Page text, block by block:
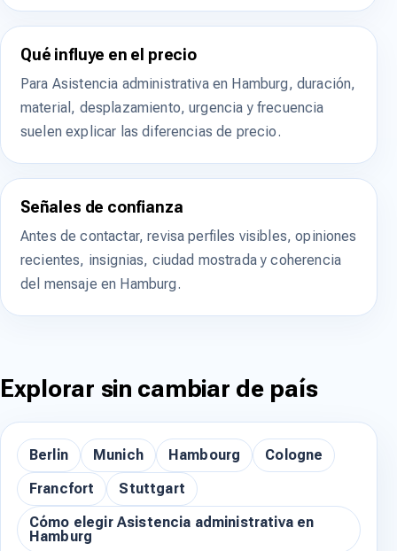
Qué influye en el precio
Para Asistencia administrativa en Hamburg, duración,
material, desplazamiento, urgencia y frecuencia
suelen explicar las diferencias de precio.
Señales de confianza
Antes de contactar, revisa perfiles visibles, opiniones
recientes, insignias, ciudad mostrada y coherencia
del mensaje en Hamburg.
Explorar sin cambiar de país
Berlin Munich Hambourg
Cologne
Francfort
Stuttgart
Cómo elegir Asistencia administrativa en
Hamburg